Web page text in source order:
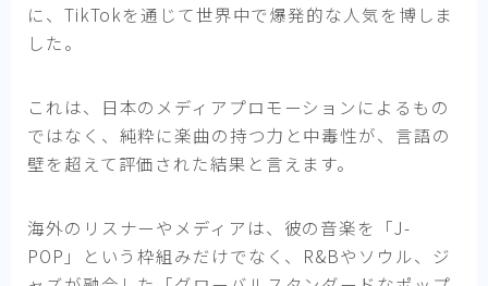
に、TikTokを通じて世界中で爆発的な人気を博しま
した。
これは、日本のメディアプロモーションによるもの
ではなく、純粋に楽曲の持つ力と中毒性が、言語の
壁を超えて評価された結果と言えます。
海外のリスナーやメディアは、彼の音楽を「J-
POP」という枠組みだけでなく、R&Bやソウル、ジ